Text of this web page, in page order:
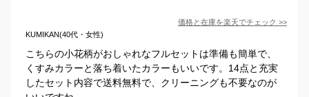
価格と在庫を楽天でチェック >>
KUMIKAN(40代・女性)
こちらの小花柄がおしゃれなフルセットは準備も簡単で、
くすみカラーと落ち着いたカラーもいいです。14点と充実
したセット内容で送料無料で、クリーニングも不要なのが